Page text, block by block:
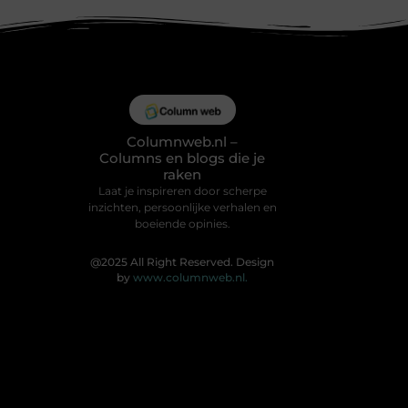
Columnweb.nl –
Columns en blogs die je
raken
Laat je inspireren door scherpe
inzichten, persoonlijke verhalen en
boeiende opinies.
@2025 All Right Reserved. Design
bywww.columnweb.nl.